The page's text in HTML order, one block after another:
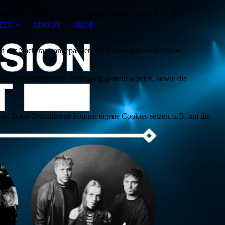
ABOUT SHOP
wenn die entsprechende Option aktiviert ist. Die
Nachfrage angepassten Erscheinungsbilds der Seite.
Drittanbietern zur Verfügung gestellt werden, sowie die
Diese Drittanbieter können eigene Cookies setzen, z.B. um die